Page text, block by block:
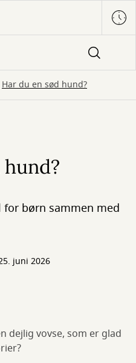
Har du en sød hund?
børn sammen med
juni 2026
dejlig vovse, som er glad